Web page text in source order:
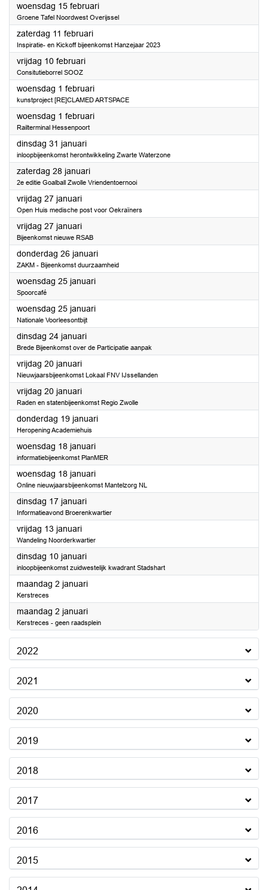
woensdag 15 februari2023
Groene Tafel Noordwest Overijssel
zaterdag 11 februari2023
Inspiratie- en Kickoff bijeenkomst Hanzejaar 2023
vrijdag 10 februari2023
Consitutieborrel SOOZ
woensdag 1 februari2023
kunstproject [RE]CLAMED ARTSPACE
woensdag 1 februari2023
Railterminal Hessenpoort
dinsdag 31 januari2023
inloopbijeenkomst herontwikkeling Zwarte Waterzone
zaterdag 28 januari2023
2e editie Goalball Zwolle Vriendentoernooi
vrijdag 27 januari2023
Open Huis medische post voor Oekraïners
vrijdag 27 januari2023
Bijeenkomst nieuwe RSAB
donderdag 26 januari2023
ZAKM - Bijeenkomst duurzaamheid
woensdag 25 januari2023
Spoorcafé
woensdag 25 januari2023
Nationale Voorleesontbijt
dinsdag 24 januari2023
Brede Bijeenkomst over de Participatie aanpak
vrijdag 20 januari2023
Nieuwjaarsbijeenkomst Lokaal FNV IJssellanden
vrijdag 20 januari2023
Raden en statenbijeenkomst Regio Zwolle
donderdag 19 januari2023
Heropening Academiehuis
woensdag 18 januari2023
informatiebijeenkomst PlanMER
woensdag 18 januari2023
Online nieuwjaarsbijeenkomst Mantelzorg NL
dinsdag 17 januari2023
Informatieavond Broerenkwartier
vrijdag 13 januari2023
Wandeling Noorderkwartier
dinsdag 10 januari2023
inloopbijeenkomst zuidwestelijk kwadrant Stadshart
maandag 2 januari2023
Kerstreces
maandag 2 januari2023
Kerstreces - geen raadsplein
2022
2021
2020
2019
2018
2017
2016
2015